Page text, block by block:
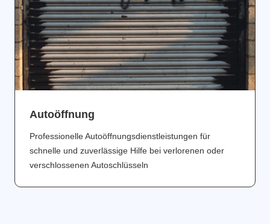
Аutoöffnung
Professionelle Autoöffnungsdienstleistungen für
schnelle und zuverlässige Hilfe bei verlorenen oder
verschlossenen Autoschlüsseln